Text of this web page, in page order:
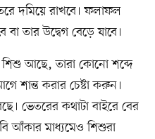
দমিয়ে রাখবে। ফলাফল
বা তার উদ্বেগ বেড়ে যাবে।
শিশু আছে, তারা কোনো শব্দে
শান্ত করার চেষ্টা করুন।
ভেতরের কথাটা বাইরে বের
আঁকার মাধ্যমেও শিশুরা